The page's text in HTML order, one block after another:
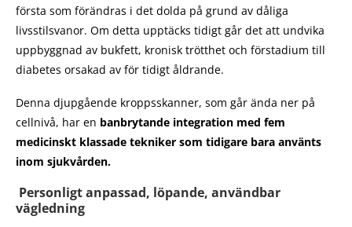
första som förändras i det dolda på grund av dåliga
livsstilsvanor. Om detta upptäcks tidigt går det att undvika
uppbyggnad av bukfett, kronisk trötthet och förstadium till
diabetes orsakad av för tidigt åldrande.
Denna djupgående kroppsskanner, som går ända ner på
cellnivå, har en banbrytande integration med fem
medicinskt klassade tekniker som tidigare bara använts
inom sjukvården.
Personligt anpassad, löpande, användbar
vägledning